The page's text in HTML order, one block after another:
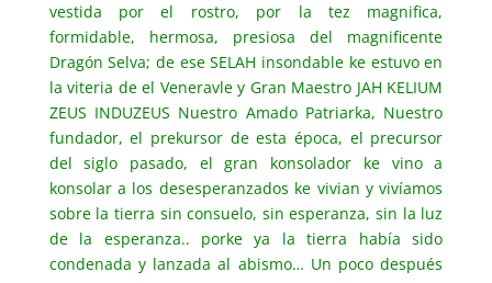
vestida por el rostro, por la tez magnifica,
formidable, hermosa, presiosa del magnificente
Dragón Selva; de ese SELAH insondable ke estuvo en
la viteria de el Veneravle y Gran Maestro JAH KELIUM
ZEUS INDUZEUS Nuestro Amado Patriarka, Nuestro
fundador, el prekursor de esta época, el precursor
del siglo pasado, el gran konsolador ke vino a
konsolar a los desesperanzados ke vivian y vivíamos
sobre la tierra sin consuelo, sin esperanza, sin la luz
de la esperanza.. porke ya la tierra había sido
condenada y lanzada al abismo… Un poco después